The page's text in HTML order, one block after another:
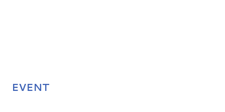
EVENT